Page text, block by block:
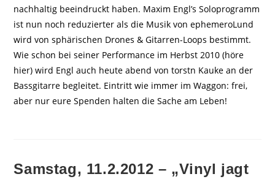
nachhaltig beeindruckt haben. Maxim Engl’s Soloprogramm
ist nun noch reduzierter als die Musik von ephemeroLund
wird von sphärischen Drones & Gitarren-Loops bestimmt.
Wie schon bei seiner Performance im Herbst 2010 (höre
hier) wird Engl auch heute abend von torstn Kauke an der
Bassgitarre begleitet. Eintritt wie immer im Waggon: frei,
aber nur eure Spenden halten die Sache am Leben!
Samstag, 11.2.2012 – „Vinyl jagt